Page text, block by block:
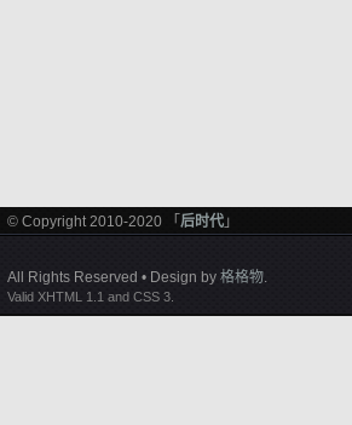
© Copyright 2010-2020 「 后时代 」
All Rights Reserved • Design by 格格物.
Valid XHTML 1.1 and CSS 3.